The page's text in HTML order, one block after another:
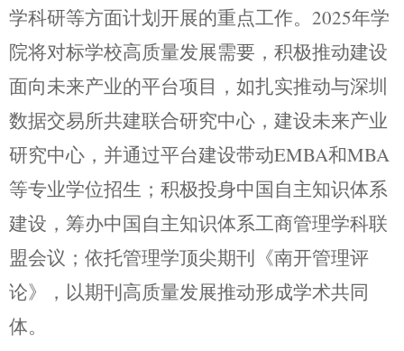
学科研等方面计划开展的重点工作。 2025年学
院将对标学校高质量发展需要 ，积极推动建设
面向未来产业的平台项目，如扎实推动与深圳
数据交易所共建联合研究中心，建设未来产业
研究中心，并通过平台建设带动EMBA和MBA
等专业学位招生；积极投身中国自主知识体系
建设，筹办中国自主知识体系工商管理学科联
盟会议； 依托管理学顶尖期刊《南开管理评
论》 ， 以期刊高质量发展推动形成学术共同
体。